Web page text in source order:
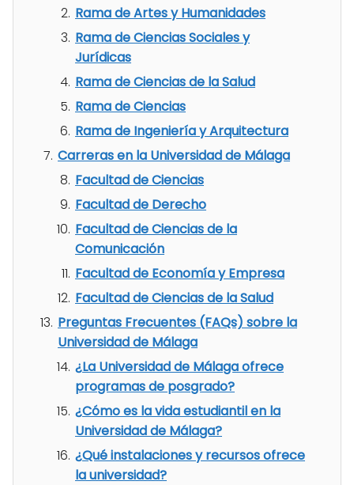
Rama de Artes y Humanidades
Rama de Ciencias Sociales y
Jurídicas
Rama de Ciencias de la Salud
Rama de Ciencias
Rama de Ingeniería y Arquitectura
Carreras en la Universidad de Málaga
Facultad de Ciencias
Facultad de Derecho
Facultad de Ciencias de la
Comunicación
Facultad de Economía y Empresa
Facultad de Ciencias de la Salud
Preguntas Frecuentes (FAQs) sobre la
Universidad de Málaga
¿La Universidad de Málaga ofrece
programas de posgrado?
¿Cómo es la vida estudiantil en la
Universidad de Málaga?
¿Qué instalaciones y recursos ofrece
la universidad?